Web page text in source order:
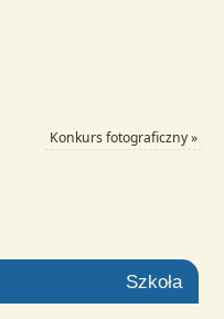
Konkurs fotograficzny»
Szkoła